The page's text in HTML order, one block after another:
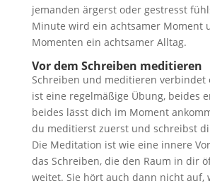
jemanden ärgerst oder gestresst
Minute wird ein achtsamer Moment
Momenten ein achtsamer Alltag.
Vor dem Schreiben meditieren
Schreiben und meditieren verbindet
ist eine regelmäßige Übung, beides
beides lässt dich im Moment
du meditierst zuerst und schreibst
Die Meditation ist wie eine innere
das Schreiben, die den Raum in dir
weitet. Sie hört auch dann nicht auf,